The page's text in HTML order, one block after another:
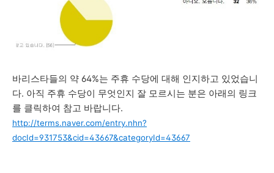
바리스타들의 약 64%는 주휴 수당에 대해 인지하고 있었습니
다. 아직 주휴 수당이 무엇인지 잘 모르시는 분은 아래의 링크
를 클릭하여 참고 바랍니다.
http://terms.naver.com/entry.nhn?
docId=931753&cid=43667&categoryId=43667